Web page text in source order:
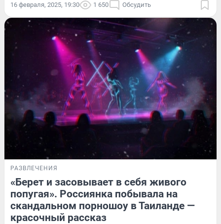
16 февраля, 2025, 19:30 1 650 Обсудить
РАЗВЛЕЧЕНИЯ
«Берет и засовывает в себя живого
попугая». Россиянка побывала на
скандальном порношоу в Таиланде —
красочный рассказ